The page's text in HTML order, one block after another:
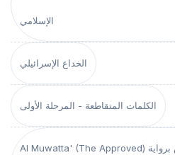
الإسلامي
الخداع الإسرائيلي
الكلمات المتقاطعة - المرحلة الأولى
Al Muwatta' (The Approved) الموطأ للإمام مالك بن أنس برواية